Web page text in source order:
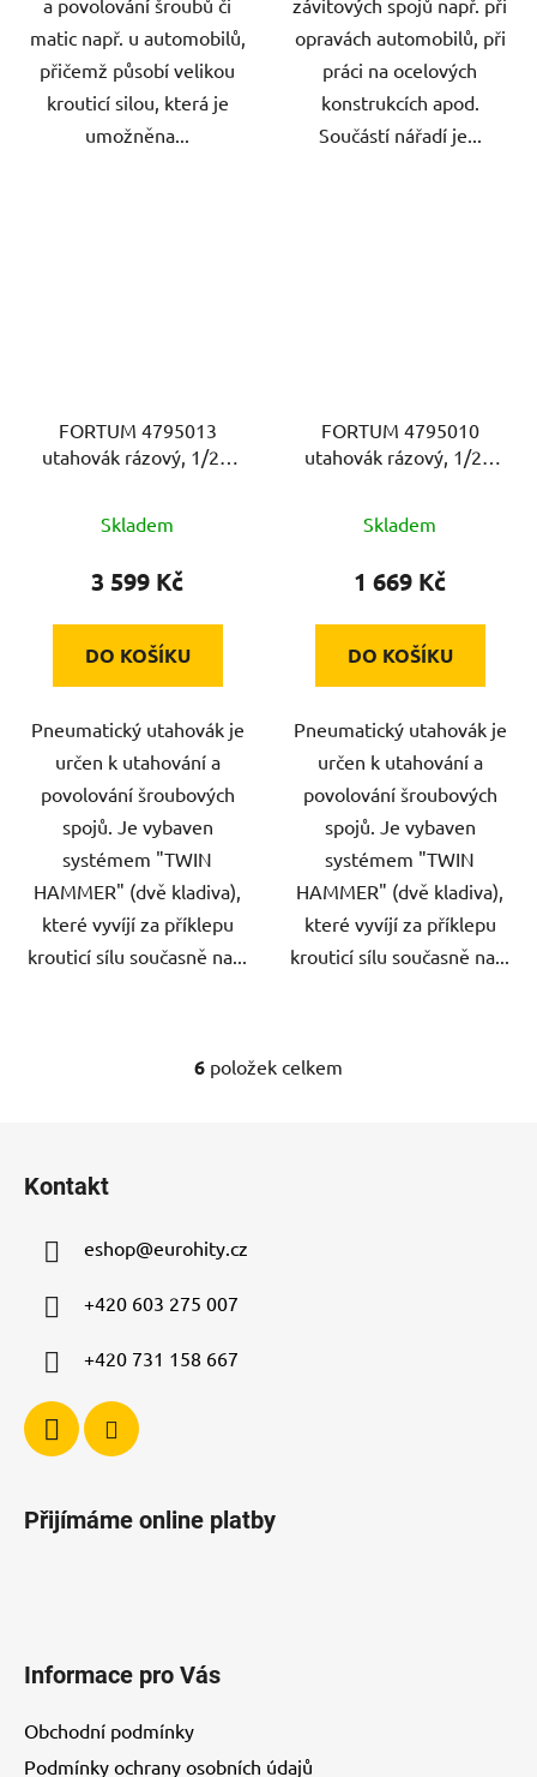
a povolování šroubů či
matic např. u automobilů,
přičemž působí velikou
krouticí silou, která je
umožněna...
závitových spojů např. při
opravách automobilů, při
práci na ocelových
konstrukcích apod.
Součástí nářadí je...
FORTUM 4795013
utahovák rázový, 1/2",
Skladem
3 599 Kč
DO KOŠÍKU
Pneumatický utahovák je
určen k utahování a
povolování šroubových
spojů. Je vybaven
systémem "TWIN
HAMMER" (dvě kladiva),
které vyvíjí za příklepu
krouticí sílu současně na...
FORTUM 4795010
utahovák rázový, 1/2",
Skladem
1 669 Kč
DO KOŠÍKU
Pneumatický utahovák je
určen k utahování a
povolování šroubových
spojů. Je vybaven
systémem "TWIN
HAMMER" (dvě kladiva),
které vyvíjí za příklepu
krouticí sílu současně na...
O
s
6 položek celkem
Kontakt
eshop@eurohity.cz
+420 603 275 007
+420 731 158 667
Přijímáme online platby
Informace pro Vás
Obchodní podmínky
Podmínky ochrany osobních údajů